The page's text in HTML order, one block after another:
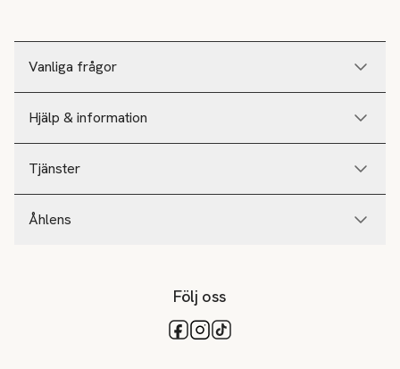
Vanliga frågor
Hjälp & information
Tjänster
Åhlens
Följ oss